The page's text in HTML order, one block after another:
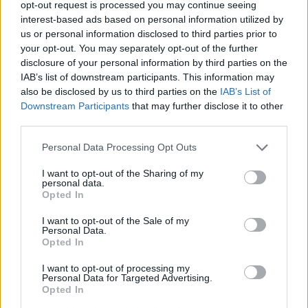
opt-out request is processed you may continue seeing
interest-based ads based on personal information utilized by
us or personal information disclosed to third parties prior to
your opt-out. You may separately opt-out of the further
disclosure of your personal information by third parties on the
IAB’s list of downstream participants. This information may
also be disclosed by us to third parties on the IAB’s List of
Downstream Participants that may further disclose it to other
Personal Data Processing Opt Outs
I want to opt-out of the Sharing of my
personal data.
Opted In
I want to opt-out of the Sale of my
Personal Data.
Opted In
I want to opt-out of processing my
Personal Data for Targeted Advertising.
Opted In
Παύλου Μαρινάκη, ο οποίος ζήτησε τηνάμεση
απόσυρση οπτικού υλικού από το περιστατικό της
Ηλιούπολης , χαρακτηρίζοντάς το ως βαθύτατα
προβληματικό και επικίνδυνο.
Η ανακοίνωση του ΕΣΡ:
και ραδιοφωνικούς σταθμούς και εν γένει τους
παρόχους υπηρεσιών μέσων επικοινωνίας της
χώρας (συμπεριλαμβανομένων και των
διαδικτυακών).
Με βάσει την ισχύουσα νομοθεσία και ιδίως τις
3 παρ. 1 του Κανονισμού 2/1991 του ΕΣΡ, 9 παρ. 2
του Π.Δ. 77/2003, 3 παρ. 3 του Ν. 4173/2013, 6 παρ.